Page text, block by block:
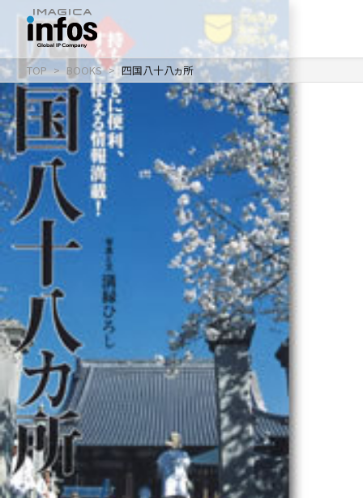
IP / MEDIA
事業紹介 TOP
出版事業
ライトアニメ事業
メディア事業
イベント事業／
配信事業
アパレル事業
COMPANY
会社情報 TOP
企業理念
会社概要
アクセス
沿革
RECRUIT
採用情報 TOP
新卒採用
中途・
アルバイト採用
よくあるご質問
ONLINE SHOP
TOP BOOKS 四国八十八ヵ所